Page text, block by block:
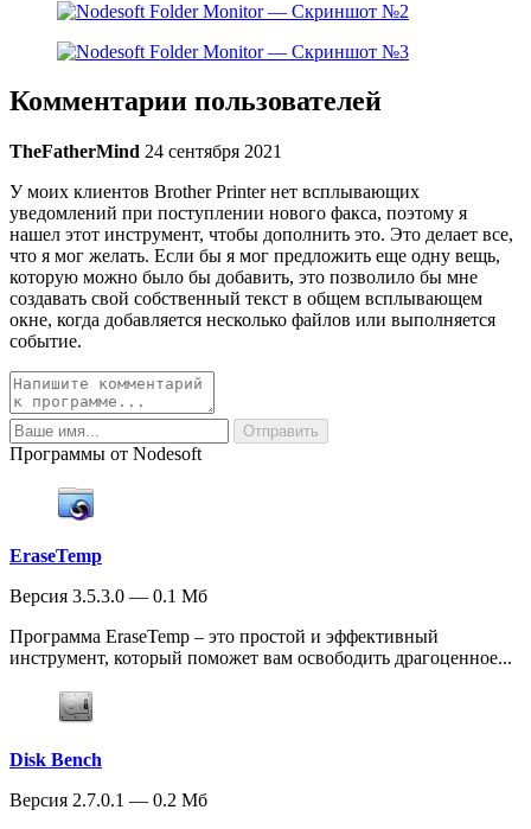
Комментарии пользователей
TheFatherMind 24 сентября 2021
У моих клиентов Brother Printer нет всплывающих
уведомлений при поступлении нового факса, поэтому я
нашел этот инструмент, чтобы дополнить это. Это делает все,
что я мог желать. Если бы я мог предложить еще одну вещь,
которую можно было бы добавить, это позволило бы мне
создавать свой собственный текст в общем всплывающем
окне, когда добавляется несколько файлов или выполняется
событие.
Программы от Nodesoft
EraseTemp
Версия 3.5.3.0 — 0.1 Мб
Программа EraseTemp – это простой и эффективный
инструмент, который поможет вам освободить драгоценное...
Disk Bench
Версия 2.7.0.1 — 0.2 Мб